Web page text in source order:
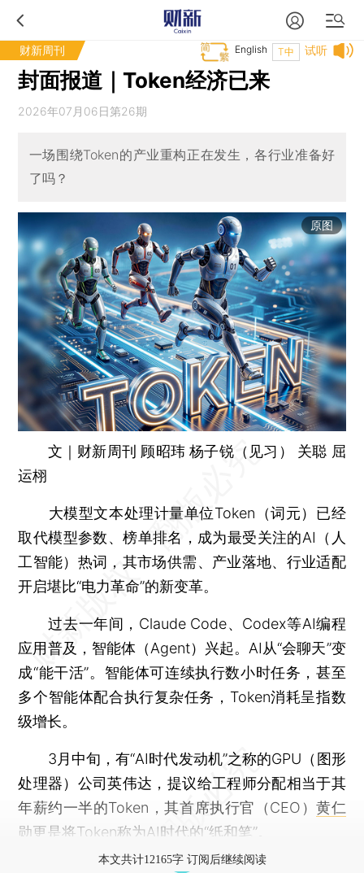
财新周刊 试听
T中
English
封面报道｜Token经济已来
2026年07月06日第26期
一场围绕Token的产业重构正在发生，各行业准备好
了吗？
原图
文｜财新周刊 顾昭玮 杨子锐（见习） 关聪 屈
运栩
大模型文本处理计量单位Token（词元）已经
取代模型参数、榜单排名，成为最受关注的AI（人
工智能）热词，其市场供需、产业落地、行业适配
开启堪比“电力革命”的新变革。
过去一年间，Claude Code、Codex等AI编程
应用普及，智能体（Agent）兴起。AI从“会聊天”变
成“能干活”。智能体可连续执行数小时任务，甚至
多个智能体配合执行复杂任务，Token消耗呈指数
级增长。
3月中旬，有“AI时代发动机”之称的GPU（图形
处理器）公司英伟达，提议给工程师分配相当于其
年薪约一半的Token，其首席执行官（CEO）黄仁
勋更是将Token称为AI时代的“纸和笔”。
本文共计12165字 订阅后继续阅读